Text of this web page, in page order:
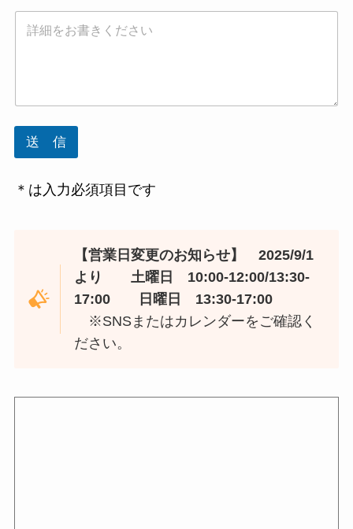
送 信
＊は入力必須項目です
【営業日変更のお知らせ】 2025/9/1
より 土曜日 10:00-12:00/13:30-
17:00
日曜日 13:30-17:00
※SNSまたはカレンダーをご確認く
ださい。